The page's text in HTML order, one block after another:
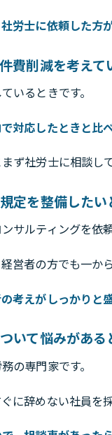
労士に依頼した方
費削減を考えて
いるときです。
対応したときと比
ず社労士に相談し
定を整備したい
サルティングを依
営者の方でも一か
考えがしっかりと
いて悩みがある
の専門家です。
に辞めない社員